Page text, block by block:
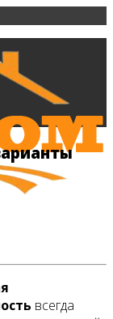
всегда